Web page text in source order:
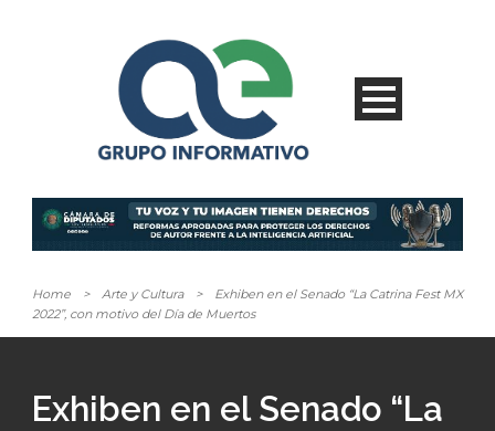
Home > Arte y Cultura >
Exhiben en el Senado “La Catrina Fest MX
2022”, con motivo del Día de Muertos
Exhiben en el Senado “La